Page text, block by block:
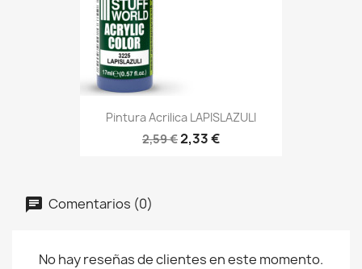
Pintura Acrilica LAPISLAZULI
2,59 €2,33 €
Comentarios (0)
No hay reseñas de clientes en este momento.